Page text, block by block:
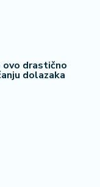
ovo drastično
dolazaka